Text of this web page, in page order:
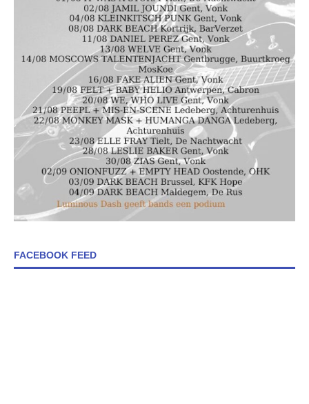
FACEBOOK FEED